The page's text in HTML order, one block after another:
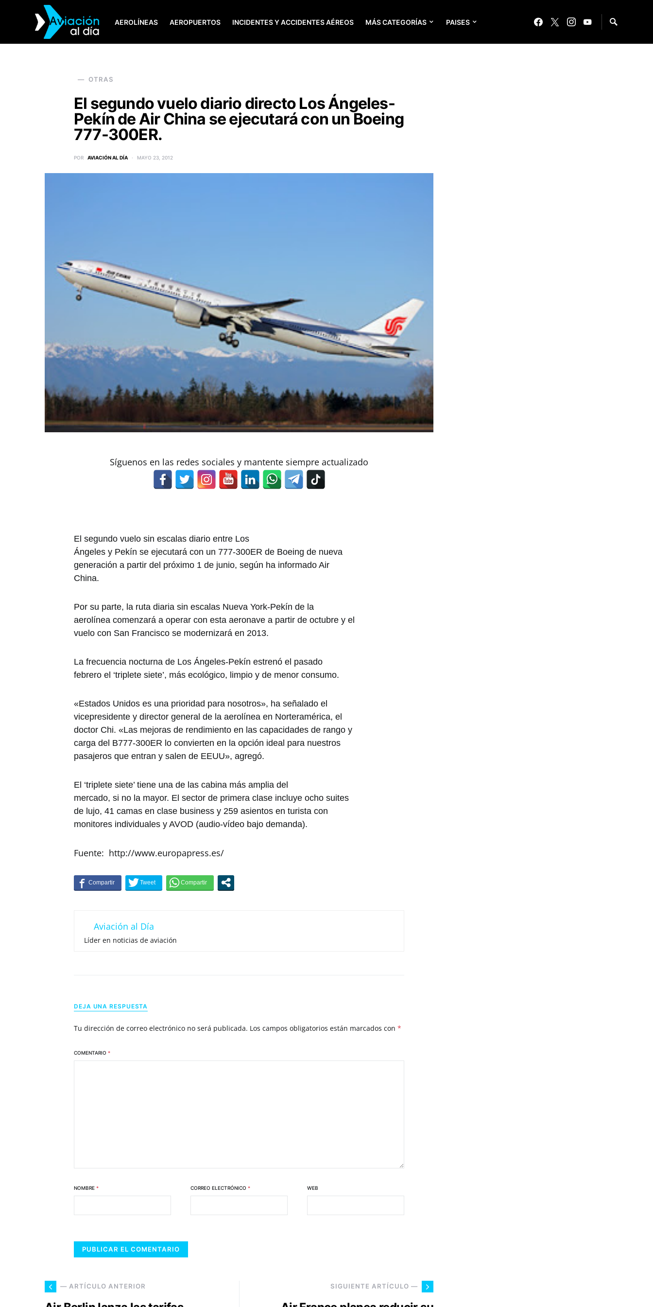
AEROLÍNEAS AEROPUERTOS INCIDENTES Y ACCIDENTES AÉREOS MÁS CATEGORÍAS PAISES
SEARCH FOR:
OTRAS
El segundo vuelo diario directo Los Ángeles-
Pekín de Air China se ejecutará con un Boeing
777-300ER.
POR AVIACIÓN AL DÍA MAYO 23, 2012
Síguenos en las redes sociales y mantente siempre actualizado
El segundo vuelo sin escalas diario entre Los
Ángeles y Pekín se ejecutará con un 777-300ER de Boeing de nueva
generación a partir del próximo 1 de junio, según ha informado Air
China.
Por su parte, la ruta diaria sin escalas Nueva York-Pekín de la
aerolínea comenzará a operar con esta aeronave a partir de octubre y el
vuelo con San Francisco se modernizará en 2013.
La frecuencia nocturna de Los Ángeles-Pekín estrenó el pasado
febrero el ‘triplete siete’, más ecológico, limpio y de menor consumo.
«Estados Unidos es una prioridad para nosotros», ha señalado el
vicepresidente y director general de la aerolínea en Norteramérica, el
doctor Chi. «Las mejoras de rendimiento en las capacidades de rango y
carga del B777-300ER lo convierten en la opción ideal para nuestros
pasajeros que entran y salen de EEUU», agregó.
El ‘triplete siete’ tiene una de las cabina más amplia del
mercado, si no la mayor. El sector de primera clase incluye ocho suites
de lujo, 41 camas en clase business y 259 asientos en turista con
monitores individuales y AVOD (audio-vídeo bajo demanda).
Fuente: http://www.europapress.es/
Aviación al Día
Líder en noticias de aviación
DEJA UNA RESPUESTA
Tu dirección de correo electrónico no será publicada. Los campos obligatorios están marcados con *
COMENTARIO *
NOMBRE * CORREO ELECTRÓNICO * WEB
— ARTÍCULO ANTERIOR SIGUIENTE ARTÍCULO —